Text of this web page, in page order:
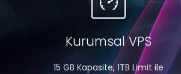
Kurumsal VPS
15 GB Kapasite, 1TB Limit ile